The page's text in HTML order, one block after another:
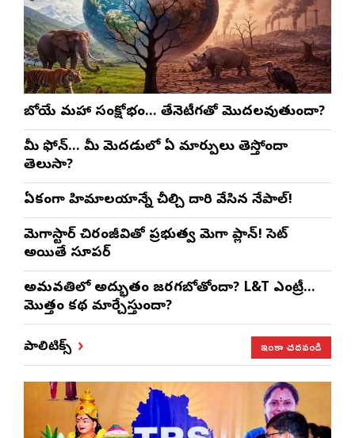
రాబోయే మహా సంక్షోభం… తేనెటీగతో మొదలవుతుందా?
మీ ఫోన్… మీ మెదడులో ఏ మార్పులు తెస్తోందా
తెలుసా?
ఏకంగా హిమాలయాన్నే చీల్చి దారి వేసిన నేపాల్!
మెగాస్టార్ చిరంజీవితో ప్రభుత్వ మెగా ప్లాన్! సెట్
అయితే సూపర్
అమరావతిలో అద్భుతం జరగబోతోందా? L&T ఎంట్రీ…
మొత్తం కథ మార్చేస్తుందా?
పాలిటిక్స్ ఇంకా చదవండి